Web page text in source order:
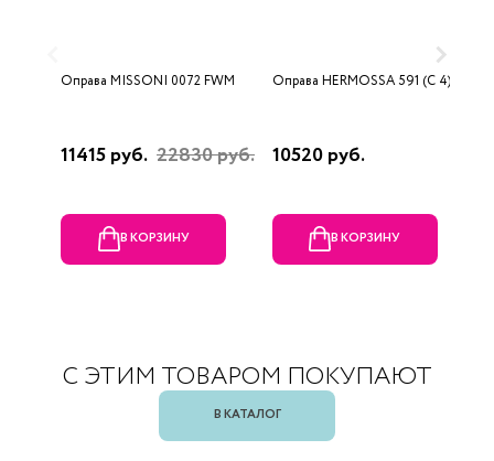
Оправа MISSONI 0072 FWM
11415 руб. 22830 руб.
В КОРЗИНУ
Оправа HERMOSSA 591 (C 4)
10520 руб.
В КОРЗИНУ
С ЭТИМ ТОВАРОМ ПОКУПАЮТ
В КАТАЛОГ